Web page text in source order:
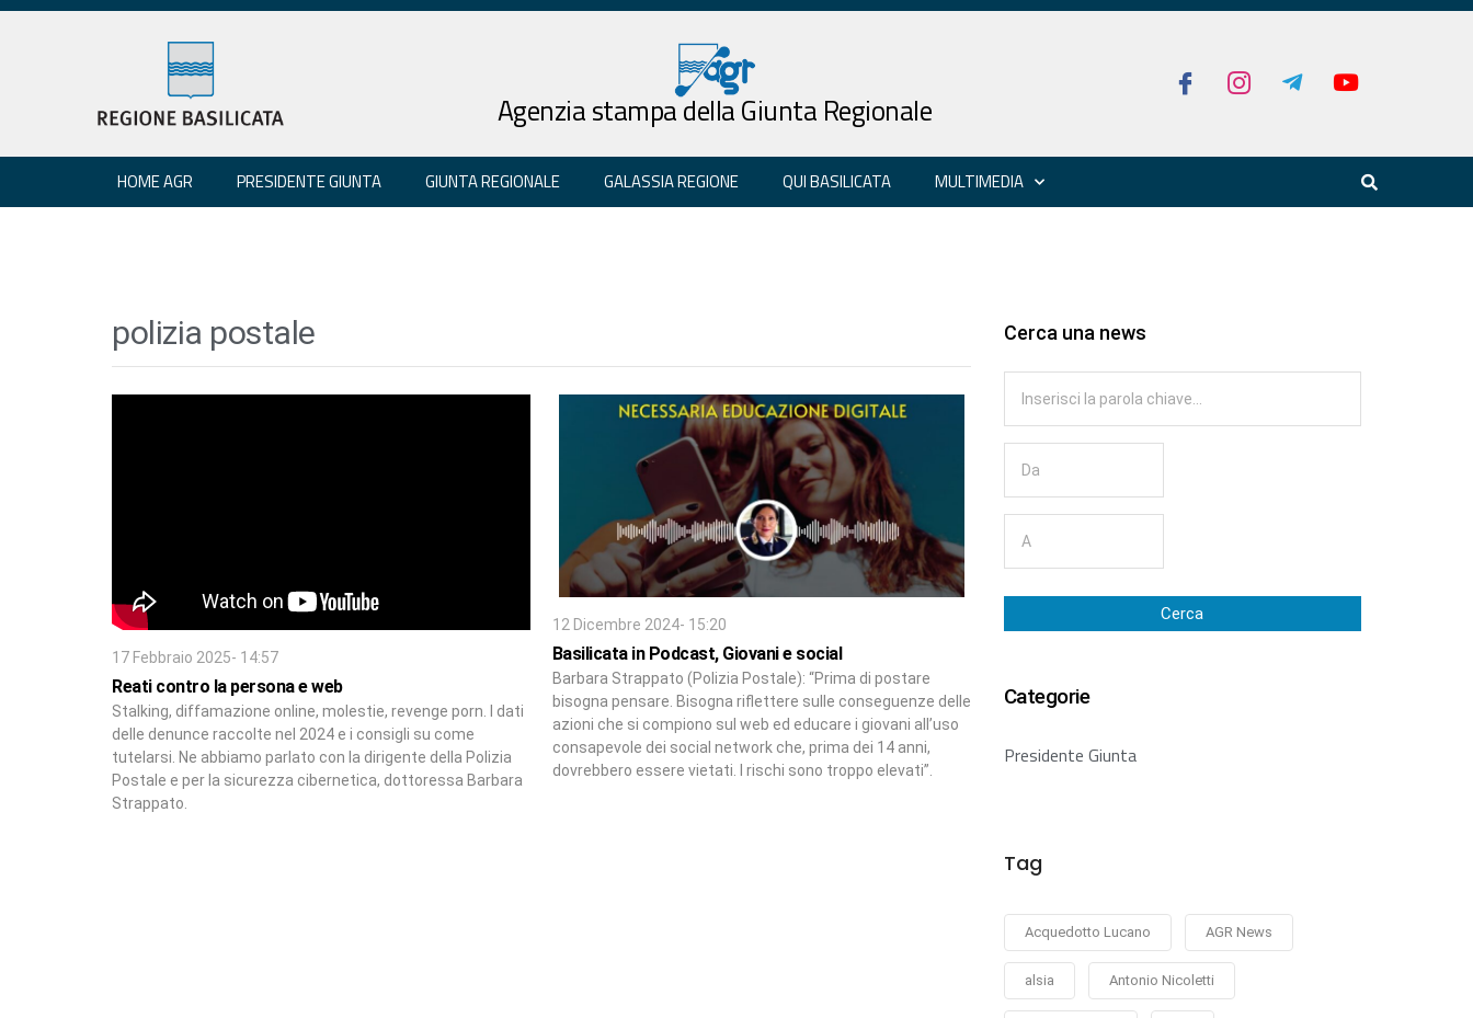
Agenzia stampa della Giunta Regionale
HOME AGR PRESIDENTE GIUNTA GIUNTA REGIONALE GALASSIA REGIONE QUI BASILICATA MULTIMEDIA
polizia postale
17 Febbraio 2025- 14:57
Reati contro la persona e web
Stalking, diffamazione online, molestie, revenge porn. I dati
delle denunce raccolte nel 2024 e i consigli su come
tutelarsi. Ne abbiamo parlato con la dirigente della Polizia
Postale e per la sicurezza cibernetica, dottoressa Barbara
Strappato.
12 Dicembre 2024- 15:20
Basilicata in Podcast, Giovani e social
Barbara Strappato (Polizia Postale): “Prima di postare
bisogna pensare. Bisogna riflettere sulle conseguenze delle
azioni che si compiono sul web ed educare i giovani all’uso
consapevole dei social network che, prima dei 14 anni,
dovrebbero essere vietati. I rischi sono troppo elevati”.
Cerca una news
Cerca
Categorie
Presidente Giunta
Tag
Acquedotto Lucano AGR News
alsia Antonio Nicoletti